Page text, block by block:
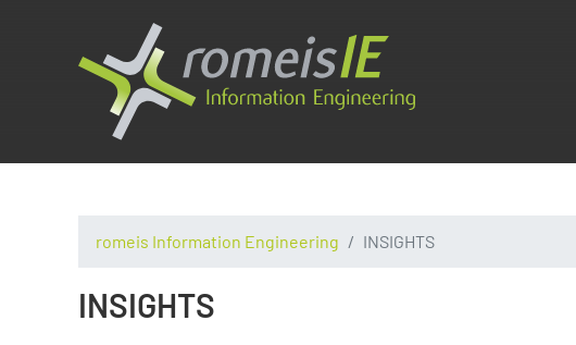
romeis Information Engineering INSIGHTS
INSIGHTS